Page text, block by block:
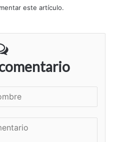
este artículo.